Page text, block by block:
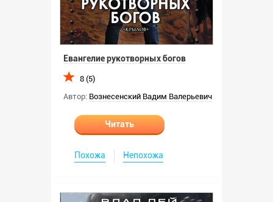
Евангелие рукотворных богов
8 (5)
Автор: Вознесенский Вадим Валерьевич
Читать
Похожа Непохожа